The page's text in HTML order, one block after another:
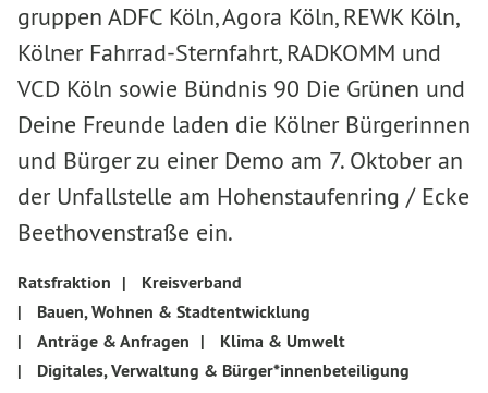
gruppen ADFC Köln, Agora Köln, REWK Köln,
Kölner Fahrrad-Sternfahrt, RADKOMM und
VCD Köln sowie Bündnis 90 Die Grünen und
Deine Freunde laden die Kölner Bürgerinnen
und Bürger zu einer Demo am 7. Oktober an
der Unfallstelle am Hohenstaufenring / Ecke
Beethovenstraße ein.
Ratsfraktion |
Kreisverband
|
Bauen, Wohnen & Stadtentwicklung
|
Anträge & Anfragen |
Klima & Umwelt
|
Digitales, Verwaltung & Bürger*innenbeteiligung